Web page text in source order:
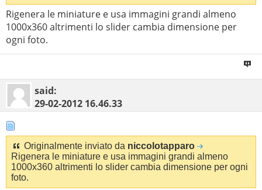
Rigenera le miniature e usa immagini grandi almeno
1000x360 altrimenti lo slider cambia dimensione per
ogni foto.
said:
29-02-2012 16.46.33
Originalmente inviato da niccolotapparo
Rigenera le miniature e usa immagini grandi almeno
1000x360 altrimenti lo slider cambia dimensione per ogni
foto.